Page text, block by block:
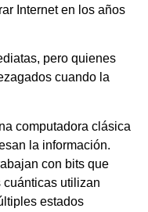
Internet en los años
pero quienes
cuando la
computadora clásica
la información.
con bits que
cuánticas utilizan
estados